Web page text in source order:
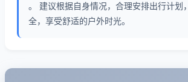
。 建议根据自身情况，合理安排出行计划
全，享受舒适的户外时光。